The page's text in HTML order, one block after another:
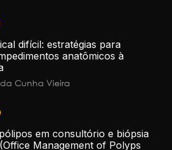
difícil: estratégias para
anatômicos à
Cunha Vieira
em consultório e biópsia
Management of Polyps